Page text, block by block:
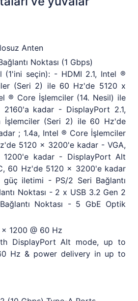
Anten
Noktası (1 Gbps)
(1'ini seçin): - HDMI 2.1, Intel ®
(Seri 2) ile 60 Hz'de 5120 x
® Core İşlemciler (14. Nesil) ile
kadar - DisplayPort 2.1,
(Seri 2) ile 60 Hz'de
; 1.4a, Intel ® Core İşlemciler
5120 x 3200'e kadar - VGA,
kadar - DisplayPort Alt
60 Hz'de 5120 x 3200'e kadar
iletimi - PS/2 Seri Bağlantı
Noktası - 2 x USB 3.2 Gen 2
Noktası - 5 GbE Optik
1200 @ 60 Hz
DisplayPort Alt mode, up to
Hz & power delivery in up to